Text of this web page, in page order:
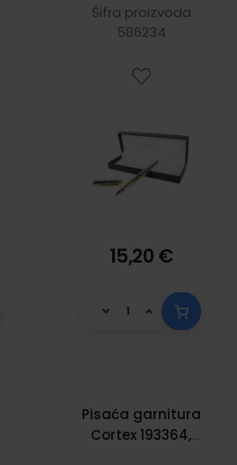
Šifra proizvoda
586234
15,20 €
Pisaća garnitura
Cortex 193364,